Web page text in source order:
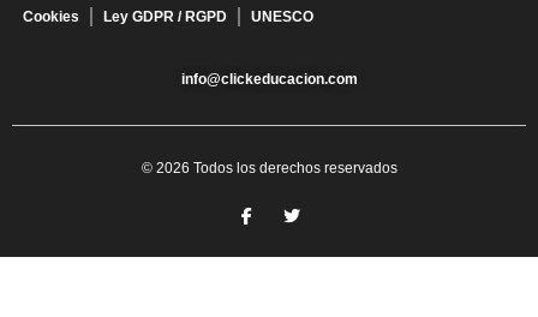
Cookies Ley GDPR / RGPD UNESCO
info@clickeducacion.com
© 2026 Todos los derechos reservados